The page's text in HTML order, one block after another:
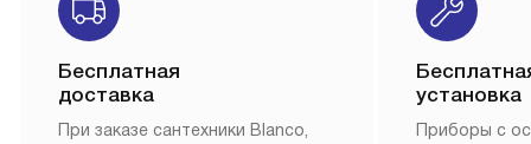
Бесплатная
доставка
При заказе сантехники Blanco,
установка
Приборы с